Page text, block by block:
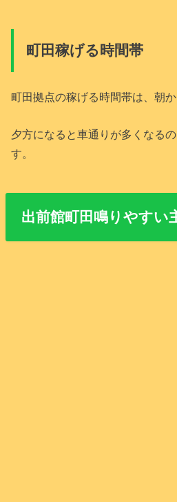
町田稼げる時間帯
町田拠点の稼げる時間帯は、朝
夕方になると車通りが多くなる
す。
出前館町田鳴りやすい